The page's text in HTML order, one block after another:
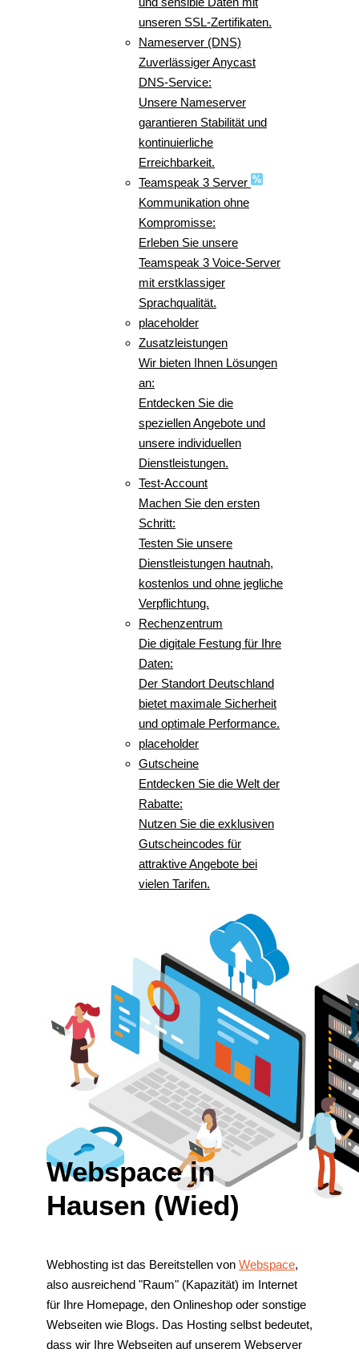
unseren SSL-Zertifikaten.
Nameserver (DNS)
Zuverlässiger Anycast
DNS-Service:
Unsere Nameserver
garantieren Stabilität und
kontinuierliche
Erreichbarkeit.
Teamspeak 3 Server
Kommunikation ohne
Kompromisse:
Erleben Sie unsere
Teamspeak 3 Voice-Server
mit erstklassiger
Sprachqualität.
placeholder
Zusatzleistungen
Wir bieten Ihnen Lösungen
an:
Entdecken Sie die
speziellen Angebote und
unsere individuellen
Dienstleistungen.
Test-Account
Machen Sie den ersten
Schritt:
Testen Sie unsere
Dienstleistungen hautnah,
kostenlos und ohne jegliche
Verpflichtung.
Rechenzentrum
Die digitale Festung für Ihre
Daten:
Der Standort Deutschland
bietet maximale Sicherheit
und optimale Performance.
placeholder
Gutscheine
Entdecken Sie die Welt der
Rabatte:
Nutzen Sie die exklusiven
Gutscheincodes für
attraktive Angebote bei
vielen Tarifen.
Webspace in
Hausen (Wied)
Webhosting ist das Bereitstellen von Webspace,
also ausreichend "Raum" (Kapazität) im Internet
für Ihre Homepage, den Onlineshop oder sonstige
Webseiten wie Blogs. Das Hosting selbst bedeutet,
dass wir Ihre Webseiten auf unserem Webserver